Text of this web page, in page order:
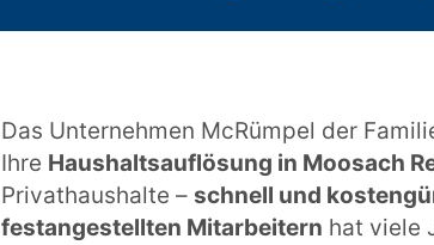
Das Unternehmen McRümpel der
Ihre Haushaltsauflösung in Moosach
Privathaushalte – schnell und
festangestellten Mitarbeitern hat viele